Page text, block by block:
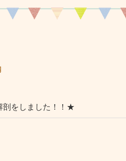
をしました！！★